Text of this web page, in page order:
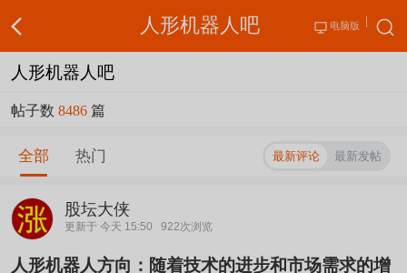
人形机器人吧 电脑版
人形机器人吧
帖子数 8486 篇
全部 热门 最新评论 最新发帖
股坛大侠
更新于 今天 15:50 922次浏览
人形机器人方向：随着技术的进步和市场需求的增